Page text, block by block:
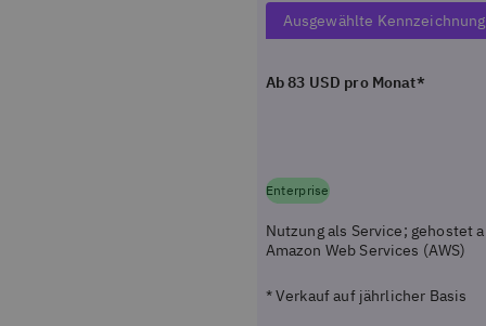
Ausgewählte Kennzeichnung
Standard-Stufe
Ab 83 USD pro Monat*
Enterprise
Nutzung als Service; gehostet
Amazon Web Services (AWS)
* Verkauf auf jährlicher Basis